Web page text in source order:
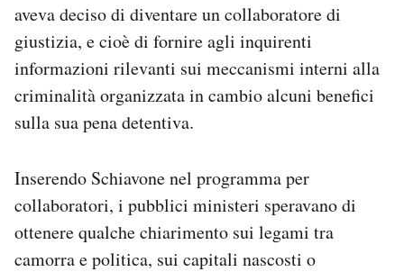
AREA PERSONALE
Area Personale
Newsletter
Notifiche mobile
Hai bisogno di aiuto?
aveva deciso di diventare un collaboratore di
giustizia, e cioè di fornire agli inquirenti
informazioni rilevanti sui meccanismi interni alla
criminalità organizzata in cambio alcuni benefici
sulla sua pena detentiva.
Inserendo Schiavone nel programma per
collaboratori, i pubblici ministeri speravano di
ottenere qualche chiarimento sui legami tra
camorra e politica, sui capitali nascosti o